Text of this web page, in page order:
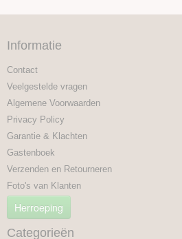
Informatie
Contact
Veelgestelde vragen
Algemene Voorwaarden
Privacy Policy
Garantie & Klachten
Gastenboek
Verzenden en Retourneren
Foto's van Klanten
Herroeping
Categorieën